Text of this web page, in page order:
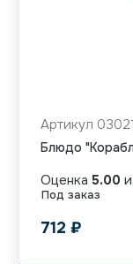
Под заказ
Артикул
Блюдо
Оценка 5.00
712 ₽